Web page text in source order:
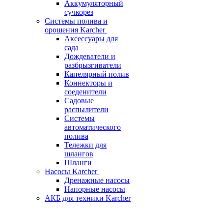
Аккумуляторный
сучкорез
Системы полива и
орошения Karcher
Аксессуары для
сада
Дождеватели и
разбрызгиватели
Капелярный полив
Коннекторы и
соеденители
Садовые
распылители
Системы
автоматического
полива
Тележки для
шлангов
Шланги
Насосы Karcher
Дренажные насосы
Напорные насосы
АКБ для техники Karcher